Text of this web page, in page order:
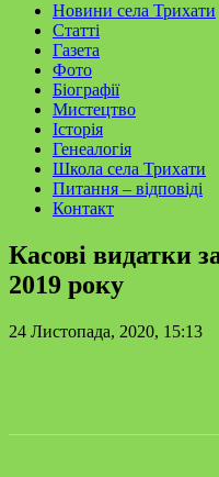
Новини села Трихати
Статті
Газета
Фото
Біографії
Мистецтво
Історія
Генеалогія
Школа села Трихати
Питання – відповіді
Контакт
Касові видатки
2019 року
24 Листопада, 2020, 15:13